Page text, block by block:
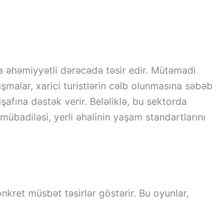
əhəmiyyətli dərəcədə təsir edir. Mütəmadi
xarici turistlərin cəlb olunmasına səbəb
dəstək verir. Beləliklə, bu sektorda
yerli əhalinin yaşam standartlarını
müsbət təsirlər göstərir. Bu oyunlar,